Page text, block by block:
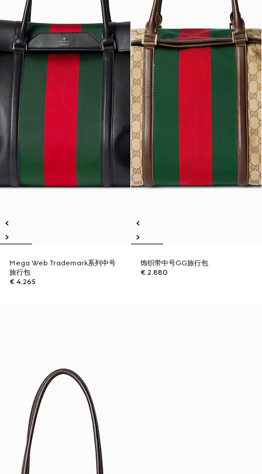
Mega Web Trademark系列中号
旅行包
€ 4.265
饰织带中号GG旅行包
€ 2.880